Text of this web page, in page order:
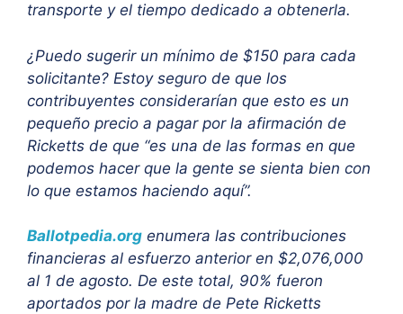
transporte y el tiempo dedicado a obtenerla.
¿Puedo sugerir un mínimo de $150 para cada
solicitante? Estoy seguro de que los
contribuyentes considerarían que esto es un
pequeño precio a pagar por la afirmación de
Ricketts de que “es una de las formas en que
podemos hacer que la gente se sienta bien con
lo que estamos haciendo aquí”.
Ballotpedia.org enumera las contribuciones
financieras al esfuerzo anterior en $2,076,000
al 1 de agosto. De este total, 90% fueron
aportados por la madre de Pete Ricketts